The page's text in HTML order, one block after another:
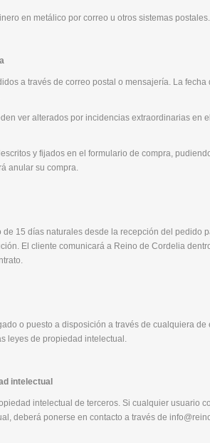
en metálico por correo u otros sistemas postales.
a través de correo postal o mensajería. La
ver alterados por incidencias extraordinarias
y fijados en el formulario de compra,
anular su compra.
15 días naturales desde la recepción del
El cliente comunicará a Reino de Cordelia
o puesto a disposición a través de cualquiera
leyes de propiedad intelectual.
intelectual
intelectual de terceros. Si cualquier usuario
deberá ponerse en contacto a través de